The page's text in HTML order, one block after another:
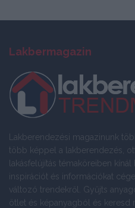
Lakbermagazin
Lakberendezési magazinunk
több képpel a lakberendezés,
lakásfelújítás témaköreiben
inspirációt és információkat
változó trendekről. Gyűjts
ötlet és képanyagból és